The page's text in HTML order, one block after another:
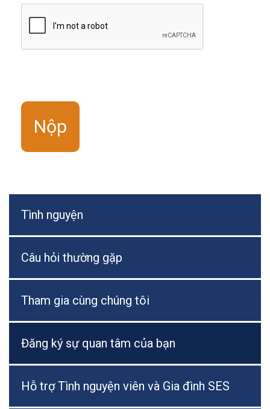
Tình nguyện
Câu hỏi thường gặp
Tham gia cùng chúng tôi
Đăng ký sự quan tâm của bạn
Hỗ trợ Tình nguyện viên và Gia đình SES